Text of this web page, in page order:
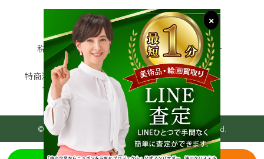
お客様の声 よくある質問
税金シミュレーター 代表インタビュー
特商法に基づく表記・プラ
イバシーポリシー
サイトマップ
©2026 美術品・絵画買取センター All Rights Reserved.